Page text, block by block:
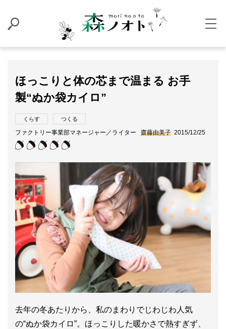
ほっこりと体の芯まで温まる お手
製“ぬか袋カイロ”
くらす つくる
ファクトリー事業部マネージャー／ライター 齋藤由美子 2015/12/25
去年の冬あたりから、私のまわりでじわじわ人気
の“ぬか袋カイロ”。ほっこりした暖かさで熱すぎず、